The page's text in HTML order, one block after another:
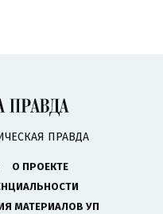
ПРАВДА
О ПРОЕКТЕ
МАТЕРИАЛОВ УП